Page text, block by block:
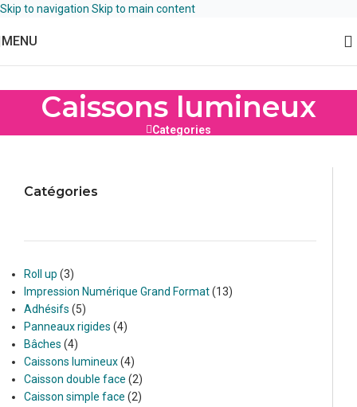
Skip to navigation Skip to main content
MENU
Caissons lumineux
Categories
Catégories
Roll up 3
Impression Numérique Grand Format 13
Adhésifs
5
Panneaux rigides 4
Bâches 4
Caissons lumineux 4
Caisson double face
2
Caisson simple face
2